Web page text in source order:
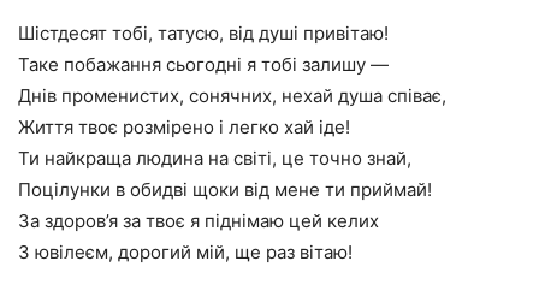
Шістдесят тобі, татусю, від душі привітаю!
Таке побажання сьогодні я тобі залишу —
Днів променистих, сонячних, нехай душа співає,
Життя твоє розмірено і легко хай іде!
Ти найкраща людина на світі, це точно знай,
Поцілунки в обидві щоки від мене ти приймай!
За здоров’я за твоє я піднімаю цей келих
З ювілеєм, дорогий мій, ще раз вітаю!